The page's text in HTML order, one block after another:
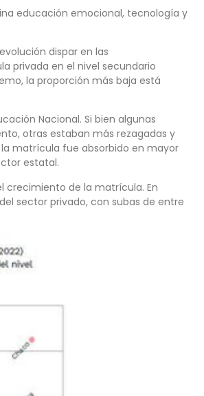
educación emocional, tecnología y
dispar en las
privada en el nivel secundario
la proporción más baja está
Nacional. Si bien algunas
otras estaban más rezagadas y
matrícula fue absorbido en mayor
estatal.
crecimiento de la matrícula. En
sector privado, con subas de entre